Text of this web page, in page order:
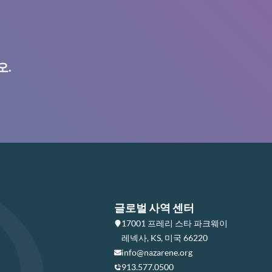
.
글로벌 사역 센터
17001 프레리 스타 파크웨이
레넥사, KS, 미국 66220
info@nazarene.org
913.577.0500